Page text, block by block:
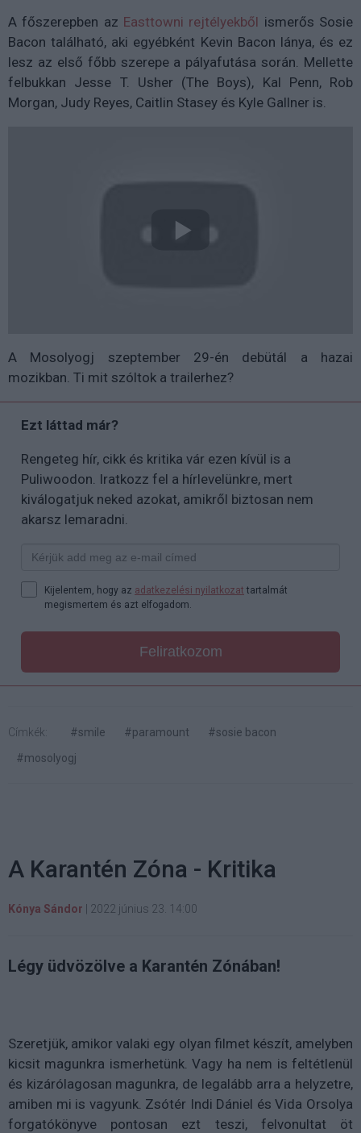
A főszerepben az Easttowni rejtélyekből ismerős Sosie
Bacon található, aki egyébként Kevin Bacon lánya, és ez
lesz az első főbb szerepe a pályafutása során. Mellette
felbukkan Jesse T. Usher (The Boys), Kal Penn, Rob
Morgan, Judy Reyes, Caitlin Stasey és Kyle Gallner is.
A Mosolyogj szeptember 29-én debütál a hazai
mozikban. Ti mit szóltok a trailerhez?
Ezt láttad már?
Rengeteg hír, cikk és kritika vár ezen kívül is a
Puliwoodon. Iratkozz fel a hírlevelünkre, mert
kiválogatjuk neked azokat, amikről biztosan nem
akarsz lemaradni.
Kijelentem, hogy az adatkezelési nyilatkozat tartalmát
megismertem és azt elfogadom.
Feliratkozom
Címkék: #smile #paramount
#sosie bacon
#mosolyogj
A Karantén Zóna - Kritika
Kónya Sándor 2022 június 23. 14:00
Légy üdvözölve a Karantén Zónában!
Szeretjük, amikor valaki egy olyan filmet készít, amelyben
kicsit magunkra ismerhetünk. Vagy ha nem is feltétlenül
és kizárólagosan magunkra, de legalább arra a helyzetre,
amiben mi is vagyunk. Zsótér Indi Dániel és Vida Orsolya
forgatókönyve pontosan ezt teszi, felvonultat öt